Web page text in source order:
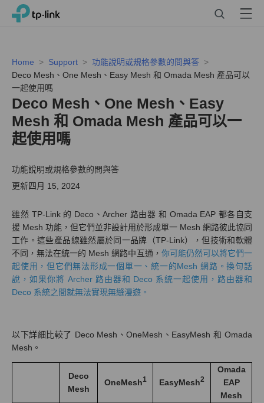
Click
navigation
TP-Link, Reliably Smart Menu
Home Support
功能說明或規格參數的問與答
Deco Mesh、One Mesh、Easy Mesh 和 Omada Mesh 產品可以
一起使用嗎
Deco Mesh、One Mesh、Easy
Mesh 和 Omada Mesh 產品可以一
起使用嗎
功能說明或規格參數的問與答
更新四月 15, 2024
雖然 TP-Link 的 Deco、Archer 路由器 和 Omada EAP 都各自支
援 Mesh 功能，但它們並非設計用於形成單一 Mesh 網路彼此協同
工作。這些產品線雖然屬於同一品牌（TP-Link），但技術和軟體
不同，無法在統一的 Mesh 網路中互通， 你可能仍然可以將它們一
起使用，但它們無法形成一個單一、統一的Mesh 網路。換句話
說，如果你將 Archer 路由器和 Deco 系統一起使用，路由器和
Deco 系統之間就無法實現無縫漫遊。
以下詳細比較了 Deco Mesh、OneMesh、EasyMesh 和 Omada
Mesh。
Deco
Mesh
OneMesh1 EasyMesh2
Omada
EAP
Mesh